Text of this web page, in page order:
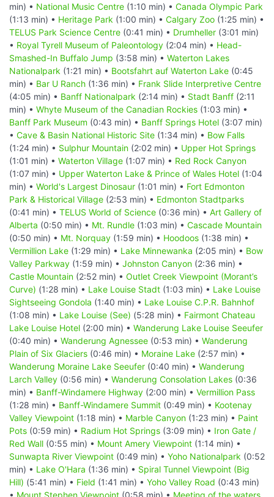
min) • National Music Centre (1:10 min) • Canada Olympic Park
(1:13 min) • Heritage Park (1:00 min) • Calgary Zoo (1:25 min) •
TELUS Park Science Centre (0:41 min) • Drumheller (3:01 min)
• Royal Tyrell Museum of Paleontology (2:04 min) • Head-
Smashed-In Buffalo Jump (3:58 min) • Waterton Lakes
Nationalpark (1:21 min) • Bootsfahrt auf Waterton Lake (0:45
min) • Bar U Ranch (1:36 min) • Frank Slide Interpretive Centre
(4:05 min) • Banff Nationalpark (2:14 min) • Stadt Banff (2:11
min) • Whyte Museum of the Canadian Rockies (1:03 min) •
Banff Park Museum (0:43 min) • Banff Springs Hotel (3:07 min)
• Cave & Basin National Historic Site (1:34 min) • Bow Falls
(1:24 min) • Sulphur Mountain (2:02 min) • Upper Hot Springs
(1:01 min) • Waterton Village (1:07 min) • Red Rock Canyon
(1:07 min) • Upper Waterton Lake & Prince of Wales Hotel (1:04
min) • World's Largest Dinosaur (1:01 min) • Fort Edmonton
Park & Historical Village (2:53 min) • Edmonton Stadtparks
(0:41 min) • TELUS World of Science (0:36 min) • Art Gallery of
Alberta (0:50 min) • Mt. Rundle (1:03 min) • Cascade Mountain
(0:50 min) • Mt. Norquay (1:59 min) • Hoodoos (1:38 min) •
Vermillion Lake (1:29 min) • Lake Minnewanka (2:05 min) • Bow
Valley Parkway (1:59 min) • Johnston Canyon (2:36 min) •
Castle Mountain (2:52 min) • Outlet Creek Viewpoint (Morant’s
Curve) (1:28 min) • Lake Louise Stadt (1:03 min) • Lake Louise
Sightseeing Gondola (1:40 min) • Lake Louise C.P.R. Bahnhof
(1:08 min) • Lake Louise (See) (5:28 min) • Fairmont Chateau
Lake Louise Hotel (2:00 min) • Wanderung Lake Louise Seeufer
(0:40 min) • Wanderung Agnessee (0:53 min) • Wanderung
Plain of Six Glaciers (0:46 min) • Moraine Lake (2:57 min) •
Wanderung Moraine Lake Seeufer (0:40 min) • Wanderung
Larch Valley (0:56 min) • Wanderung Consolation Lakes (0:36
min) • Banff-Windamere Highway (2:00 min) • Vermillion Pass
(1:28 min) • Banff-Windamere Summit (0:49 min) • Kootenay
Valley Viewpoint (1:18 min) • Marble Canyon (1:23 min) • Paint
Pots (0:59 min) • Radium Hot Springs (3:09 min) • Iron Gate /
Red Wall (0:55 min) • Mount Amery Viewpoint (1:14 min) •
Sunwapta River Viewpoint (0:49 min) • Yoho Nationalpark (0:52
min) • Lake O'Hara (1:36 min) • Spiral Tunnel Viewpoint (Big
Hill) (5:41 min) • Field (1:41 min) • Yoho Valley Road (0:43 min)